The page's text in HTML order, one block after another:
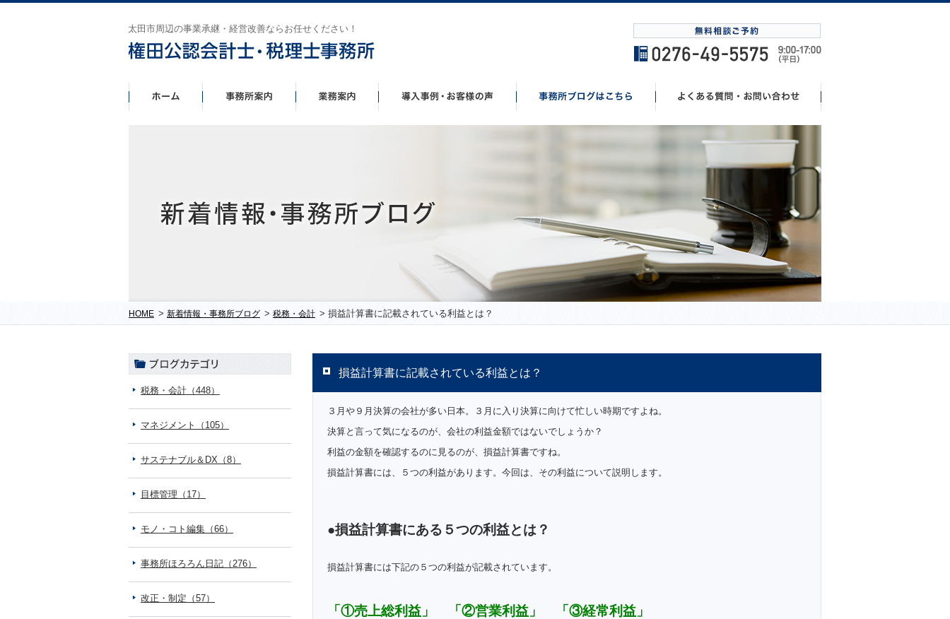
太田市周辺の事業承継・経営改善ならお任せください！
HOME > 新着情報・事務所ブログ > 税務・会計 > 損益計算書に記載されている利益とは？
損益計算書に記載されている利益とは？
３月や９月決算の会社が多い日本。３月に入り決算に向けて忙しい時期ですよね。
決算と言って気になるのが、会社の利益金額ではないでしょうか？
利益の金額を確認するのに見るのが、損益計算書ですね。
損益計算書には、５つの利益があります。今回は、その利益について説明します。
●損益計算書にある５つの利益とは？
損益計算書には下記の５つの利益が記載されています。
「①売上総利益」 「②営業利益」 「③経常利益」
税務・会計（448）
マネジメント（105）
サステナブル＆DX（8）
目標管理（17）
モノ・コト編集（66）
事務所ほろろん日記（276）
改正・制定（57）